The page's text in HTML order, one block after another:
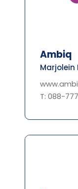
Ambiq
Marjolein
T: 088-